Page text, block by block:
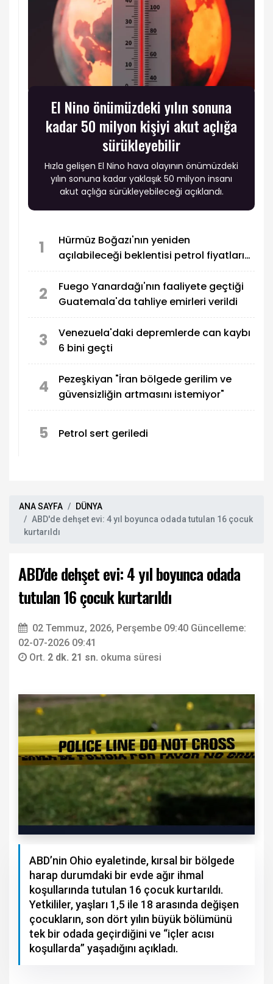
El Nino önümüzdeki yılın sonuna
kadar 50 milyon kişiyi akut açlığa
sürükleyebilir
Hızla gelişen El Nino hava olayının önümüzdeki
yılın sonuna kadar yaklaşık 50 milyon insanı
akut açlığa sürükleyebileceği açıklandı.
1
Hürmüz Boğazı'nın yeniden
açılabileceği beklentisi petrol fiyatlarını
2
Fuego Yanardağı'nın faaliyete geçtiği
Guatemala'da tahliye emirleri verildi
3
Venezuela'daki depremlerde can kaybı
6 bini geçti
4
Pezeşkiyan "İran bölgede gerilim ve
güvensizliğin artmasını istemiyor"
5 Petrol sert geriledi
ANA SAYFA
DÜNYA
ABD'de dehşet evi: 4 yıl boyunca odada tutulan 16 çocuk
kurtarıldı
ABD'de dehşet evi: 4 yıl boyunca odada
tutulan 16 çocuk kurtarıldı
02 Temmuz, 2026, Perşembe 09:40 Güncelleme:
02-07-2026 09:41
Ort. 2 dk. 21 sn. okuma süresi
ABD’nin Ohio eyaletinde, kırsal bir bölgede
harap durumdaki bir evde ağır ihmal
koşullarında tutulan 16 çocuk kurtarıldı.
Yetkililer, yaşları 1,5 ile 18 arasında değişen
çocukların, son dört yılın büyük bölümünü
tek bir odada geçirdiğini ve “içler acısı
koşullarda” yaşadığını açıkladı.